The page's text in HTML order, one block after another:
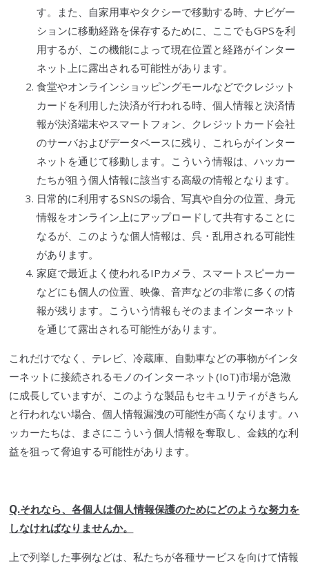
す。また、自家用車やタクシーで移動する時、ナビゲー
ションに移動経路を保存するために、ここでもGPSを利
用するが、この機能によって現在位置と経路がインター
ネット上に露出される可能性があります。
食堂やオンラインショッピングモールなどでクレジット
カードを利用した決済が行われる時、個人情報と決済情
報が決済端末やスマートフォン 、クレジットカード会社
のサーバおよびデータベースに残り、これらがインター
ネットを通じて移動します。こういう情報は、ハッカー
たちが狙う個人情報に該当する高級の情報となります。
日常的に利用するSNSの場合、写真や自分の位置、身元
情報をオンライン上にアップロードして共有することに
なるが、このような個人情報は、呉・乱用される可能性
があります。
家庭で最近よく使われるIPカメラ、スマートスピーカー
などにも個人の位置、映像、音声などの非常に多くの情
報が残ります。こういう情報もそのままインターネット
を通じて露出される可能性があります。
これだけでなく、テレビ、冷蔵庫、自動車などの事物がインタ
ーネットに接続されるモノのインターネット(IoT)市場が急激
に成長していますが、このような製品もセキュリティがきちん
と行われない場合、個人情報漏洩の可能性が高くなります。ハ
ッカーたちは、まさにこういう個人情報を奪取し、金銭的な利
益を狙って脅迫する可能性があります。
Q.それなら、各個人は個人情報保護のためにどのような努力を
しなければなりませんか。
上で列挙した事例などは、私たちが各種サービスを向けて情報